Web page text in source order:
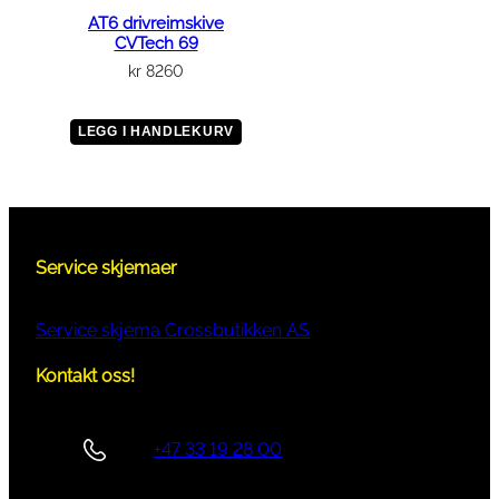
AT6 drivreimskive
CVTech 69
kr 8260
LEGG I HANDLEKURV
Service skjemaer
Service skjema Crossbutikken AS
Kontakt oss!
+47 33 19 28 00